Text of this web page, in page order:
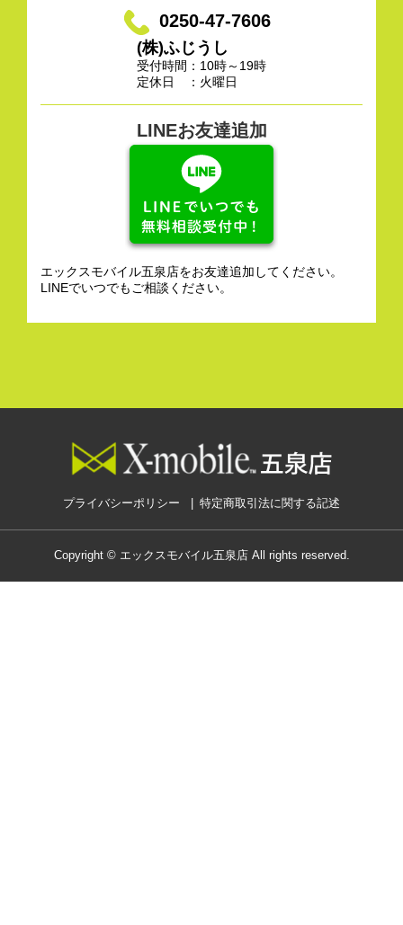
0250-47-7606
(株)ふじうし
受付時間：10時～19時
定休日 ：火曜日
LINEお友達追加
エックスモバイル五泉店をお友達追加してください。
LINEでいつでもご相談ください。
プライバシーポリシー 特定商取引法に関する記述
Copyright © エックスモバイル五泉店 All rights reserved.